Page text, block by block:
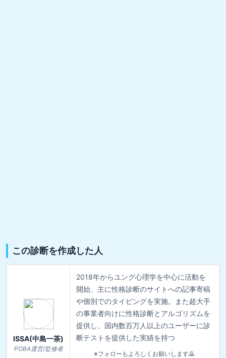
この診断を作成した人
ISSA(中島一茶)
POBA運営/監修者
2018年からユング心理学を中心に活動を
開始、主に性格診断のサイトへの記事寄稿
や個別でのタイピングを実施。また超大手
の事業者向けに性格診断とアルゴリズムを
提供し、国内数百万人以上のユーザーに診
断テストを提供した実績を持つ
※フォローもよろしくお願いします🙇